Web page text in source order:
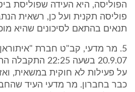
הפוליסה, היא העידה שפוליסת
פוליסה תקנית ועל כן, רשאית
תנאים בהתאם לסיכונים שהיא
5. מר מדעי, קב"ט חברת
20.9.07 בשעה
על פעילות לא חוקית במשאית,
כבר בחברון. מר מדעי העיד